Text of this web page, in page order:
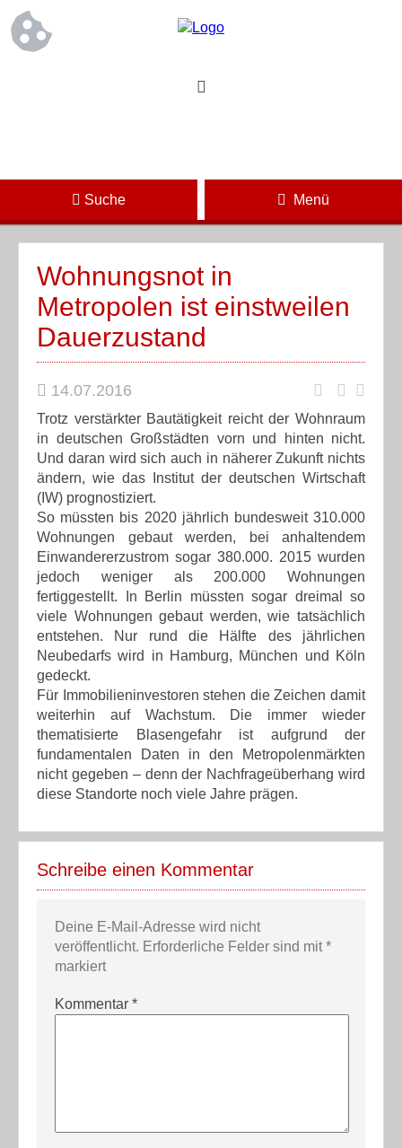
Suche Menü
Wohnungsnot in
Metropolen ist einstweilen
Dauerzustand
14.07.2016
Trotz verstärkter Bautätigkeit reicht der Wohnraum
in deutschen Großstädten vorn und hinten nicht.
Und daran wird sich auch in näherer Zukunft nichts
ändern, wie das Institut der deutschen Wirtschaft
(IW) prognostiziert.
So müssten bis 2020 jährlich bundesweit 310.000
Wohnungen gebaut werden, bei anhaltendem
Einwandererzustrom sogar 380.000. 2015 wurden
jedoch weniger als 200.000 Wohnungen
fertiggestellt. In Berlin müssten sogar dreimal so
viele Wohnungen gebaut werden, wie tatsächlich
entstehen. Nur rund die Hälfte des jährlichen
Neubedarfs wird in Hamburg, München und Köln
gedeckt.
Für Immobilieninvestoren stehen die Zeichen damit
weiterhin auf Wachstum. Die immer wieder
thematisierte Blasengefahr ist aufgrund der
fundamentalen Daten in den Metropolenmärkten
nicht gegeben – denn der Nachfrageüberhang wird
diese Standorte noch viele Jahre prägen.
Schreibe einen Kommentar
Deine E-Mail-Adresse wird nicht
veröffentlicht. Erforderliche Felder sind mit*
markiert
Kommentar *